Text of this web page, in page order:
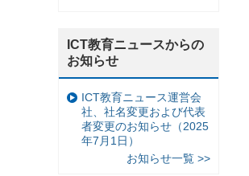
ICT教育ニュースからの
お知らせ
ICT教育ニュース運営会
社、社名変更および代表
者変更のお知らせ（2025
年7月1日）
お知らせ一覧 >>